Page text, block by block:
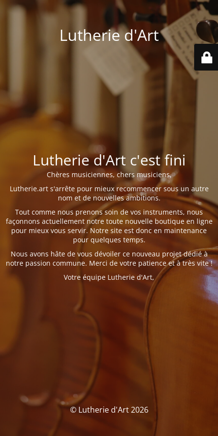
Lutherie d'Art
Lutherie d'Art c'est fini
Chères musiciennes, chers musiciens,
Lutherie.art s'arrête pour mieux recommencer sous un autre
nom et de nouvelles ambitions.
Tout comme nous prenons soin de vos instruments, nous
façonnons actuellement notre toute nouvelle boutique en ligne
pour mieux vous servir. Notre site est donc en maintenance
pour quelques temps.
Nous avons hâte de vous dévoiler ce nouveau projet dédié à
notre passion commune. Merci de votre patience et à très vite !
Votre équipe Lutherie d'Art,
© Lutherie d'Art 2026